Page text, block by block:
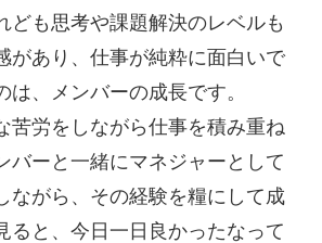
ども思考や課題解決のレベルも
があり、仕事が純粋に面白いで
は、メンバーの成長です。
苦労をしながら仕事を積み重ね
バーと一緒にマネジャーとして
ながら、その経験を糧にして成
ると、今日一日良かったなって